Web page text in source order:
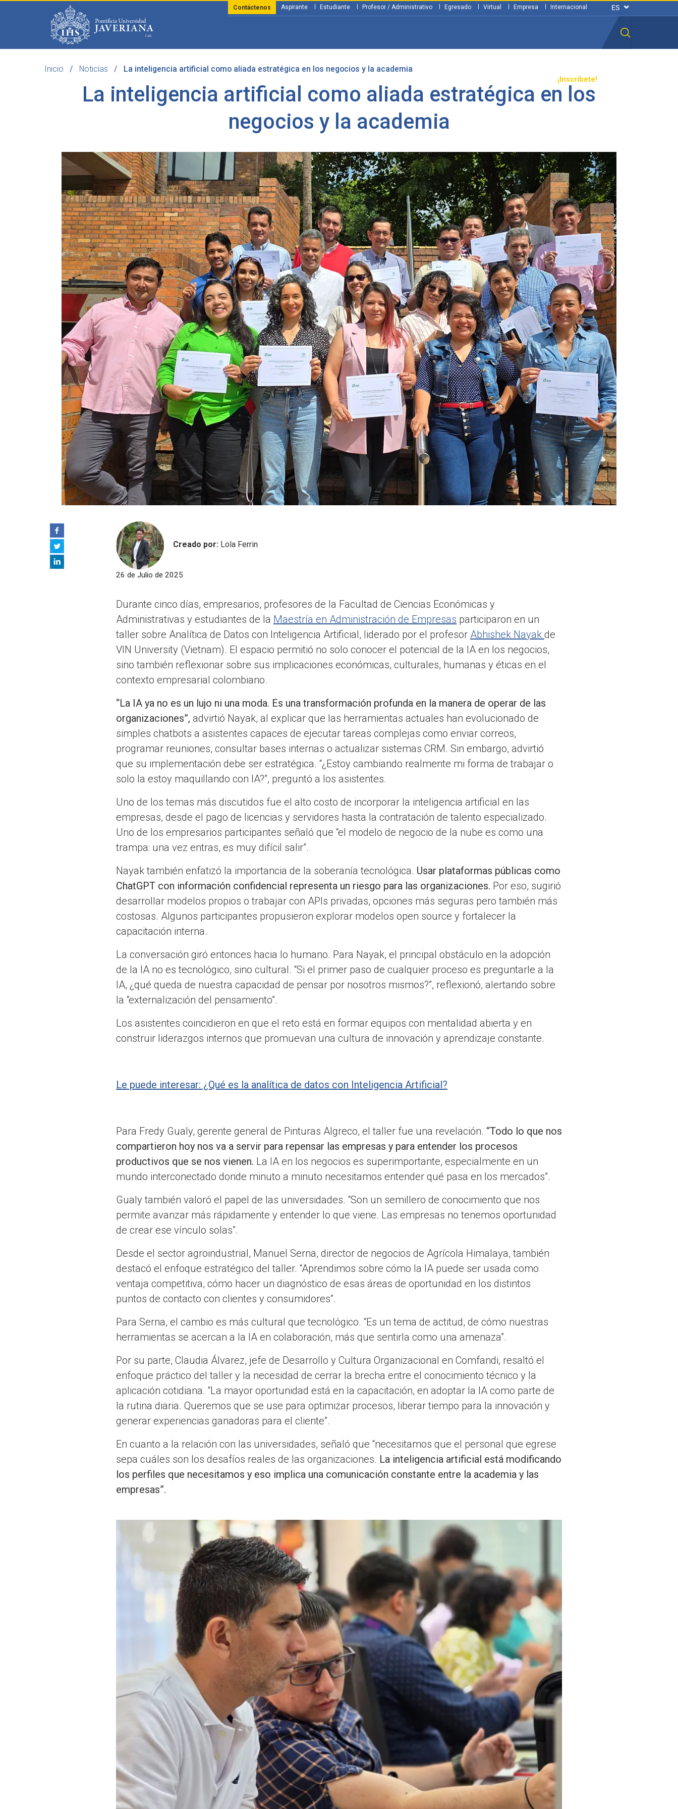
¡Inscríbete!
Aspirante Estudiante Profesor / Administrativo Egresado Virtual Empresa Internacional
Contáctenos
Inicio Noticias La inteligencia artificial como aliada estratégica en los negocios y la academia
La inteligencia artificial como aliada estratégica en los
negocios y la academia
Creado por: Lola Ferrin
26 de Julio de 2025
Durante cinco días, empresarios, profesores de la Facultad de Ciencias Económicas y
Administrativas y estudiantes de la Maestría en Administración de Empresas participaron en un
taller sobre Analítica de Datos con Inteligencia Artificial, liderado por el profesor Abhishek Nayak de
VIN University (Vietnam). El espacio permitió no solo conocer el potencial de la IA en los negocios,
sino también reflexionar sobre sus implicaciones económicas, culturales, humanas y éticas en el
contexto empresarial colombiano.
“La IA ya no es un lujo ni una moda. Es una transformación profunda en la manera de operar de las
organizaciones”, advirtió Nayak, al explicar que las herramientas actuales han evolucionado de
simples chatbots a asistentes capaces de ejecutar tareas complejas como enviar correos,
programar reuniones, consultar bases internas o actualizar sistemas CRM. Sin embargo, advirtió
que su implementación debe ser estratégica. “¿Estoy cambiando realmente mi forma de trabajar o
solo la estoy maquillando con IA?”, preguntó a los asistentes.
Uno de los temas más discutidos fue el alto costo de incorporar la inteligencia artificial en las
empresas, desde el pago de licencias y servidores hasta la contratación de talento especializado.
Uno de los empresarios participantes señaló que “el modelo de negocio de la nube es como una
trampa: una vez entras, es muy difícil salir”.
Nayak también enfatizó la importancia de la soberanía tecnológica. Usar plataformas públicas como
ChatGPT con información confidencial representa un riesgo para las organizaciones. Por eso, sugirió
desarrollar modelos propios o trabajar con APIs privadas, opciones más seguras pero también más
costosas. Algunos participantes propusieron explorar modelos open source y fortalecer la
capacitación interna.
La conversación giró entonces hacia lo humano. Para Nayak, el principal obstáculo en la adopción
de la IA no es tecnológico, sino cultural. “Si el primer paso de cualquier proceso es preguntarle a la
IA, ¿qué queda de nuestra capacidad de pensar por nosotros mismos?”, reflexionó, alertando sobre
la “externalización del pensamiento”.
Los asistentes coincidieron en que el reto está en formar equipos con mentalidad abierta y en
construir liderazgos internos que promuevan una cultura de innovación y aprendizaje constante.
Le puede interesar: ¿Qué es la analítica de datos con Inteligencia Artificial?
Para Fredy Gualy, gerente general de Pinturas Algreco, el taller fue una revelación. “Todo lo que nos
compartieron hoy nos va a servir para repensar las empresas y para entender los procesos
productivos que se nos vienen. La IA en los negocios es superimportante, especialmente en un
mundo interconectado donde minuto a minuto necesitamos entender qué pasa en los mercados”.
Gualy también valoró el papel de las universidades. “Son un semillero de conocimiento que nos
permite avanzar más rápidamente y entender lo que viene. Las empresas no tenemos oportunidad
de crear ese vínculo solas”.
Desde el sector agroindustrial, Manuel Serna, director de negocios de Agrícola Himalaya, también
destacó el enfoque estratégico del taller. “Aprendimos sobre cómo la IA puede ser usada como
ventaja competitiva, cómo hacer un diagnóstico de esas áreas de oportunidad en los distintos
puntos de contacto con clientes y consumidores”.
Para Serna, el cambio es más cultural que tecnológico. “Es un tema de actitud, de cómo nuestras
herramientas se acercan a la IA en colaboración, más que sentirla como una amenaza”.
Por su parte, Claudia Álvarez, jefe de Desarrollo y Cultura Organizacional en Comfandi, resaltó el
enfoque práctico del taller y la necesidad de cerrar la brecha entre el conocimiento técnico y la
aplicación cotidiana. “La mayor oportunidad está en la capacitación, en adoptar la IA como parte de
la rutina diaria. Queremos que se use para optimizar procesos, liberar tiempo para la innovación y
generar experiencias ganadoras para el cliente”.
En cuanto a la relación con las universidades, señaló que “necesitamos que el personal que egrese
sepa cuáles son los desafíos reales de las organizaciones. La inteligencia artificial está modificando
los perfiles que necesitamos y eso implica una comunicación constante entre la academia y las
empresas”.